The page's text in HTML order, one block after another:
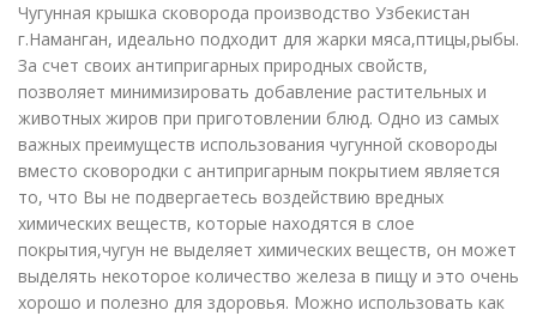
Чугунная крышка сковорода производство Узбекистан
г.Наманган, идеально подходит для жарки мяса,птицы,рыбы.
За счет своих антипригарных природных свойств,
позволяет минимизировать добавление растительных и
животных жиров при приготовлении блюд. Одно из самых
важных преимуществ использования чугунной сковороды
вместо сковородки с антипригарным покрытием является
то, что Вы не подвергаетесь воздействию вредных
химических веществ, которые находятся в слое
покрытия,чугун не выделяет химических веществ, он может
выделять некоторое количество железа в пищу и это очень
хорошо и полезно для здоровья. Можно использовать как